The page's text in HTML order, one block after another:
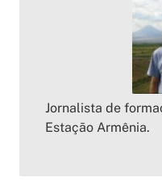
Jornalista de
Estação Armênia.